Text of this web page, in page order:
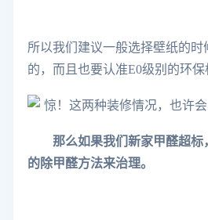
所以我们建议一般选择壁纸的时
的，而且也要认准E0级别的环保
那么如果我们新家甲醛超
的除甲醛方法来治理。